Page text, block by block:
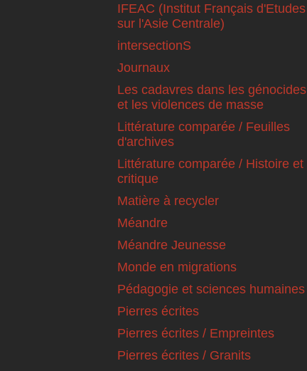
IFEAC (Institut Français d'Etudes
sur l'Asie Centrale)
intersectionS
Journaux
Les cadavres dans les génocides
et les violences de masse
Littérature comparée / Feuilles
d'archives
Littérature comparée / Histoire et
critique
Matière à recycler
Méandre
Méandre Jeunesse
Monde en migrations
Pédagogie et sciences humaines
Pierres écrites
Pierres écrites / Empreintes
Pierres écrites / Granits